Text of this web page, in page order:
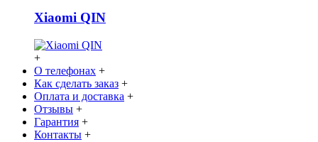
Xiaomi QIN
+
О телефонах +
Как сделать заказ +
Оплата и доставка +
Отзывы +
Гарантия +
Контакты +